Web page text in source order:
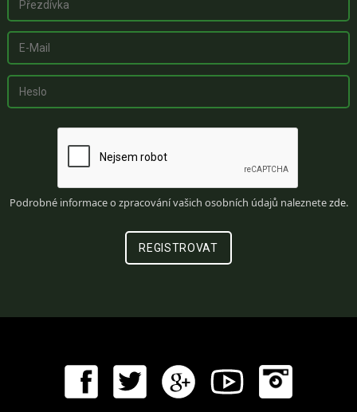
Podrobné informace o zpracování vašich osobních údajů naleznetezde.